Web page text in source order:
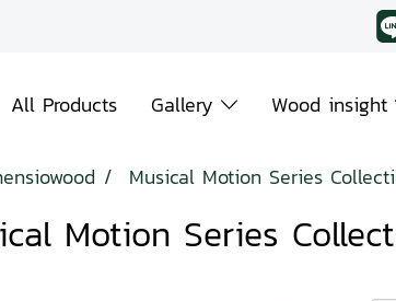
All Products Gallery Wood insight
Musical Motion Series
Motion Series